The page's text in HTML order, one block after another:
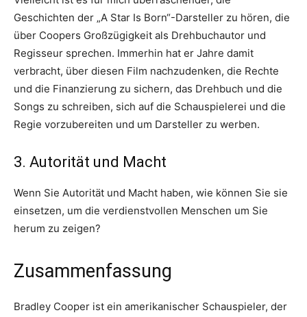
Geschichten der „A Star Is Born“-Darsteller zu hören, die
über Coopers Großzügigkeit als Drehbuchautor und
Regisseur sprechen. Immerhin hat er Jahre damit
verbracht, über diesen Film nachzudenken, die Rechte
und die Finanzierung zu sichern, das Drehbuch und die
Songs zu schreiben, sich auf die Schauspielerei und die
Regie vorzubereiten und um Darsteller zu werben.
3. Autorität und Macht
Wenn Sie Autorität und Macht haben, wie können Sie sie
einsetzen, um die verdienstvollen Menschen um Sie
herum zu zeigen?
Zusammenfassung
Bradley Cooper ist ein amerikanischer Schauspieler, der